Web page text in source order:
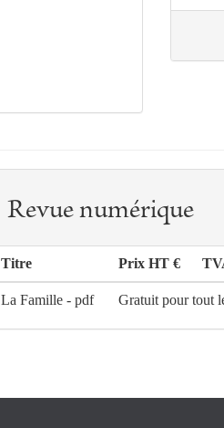
Revue numérique
Titre Prix HT €
La Famille - pdf Gratuit pour tout